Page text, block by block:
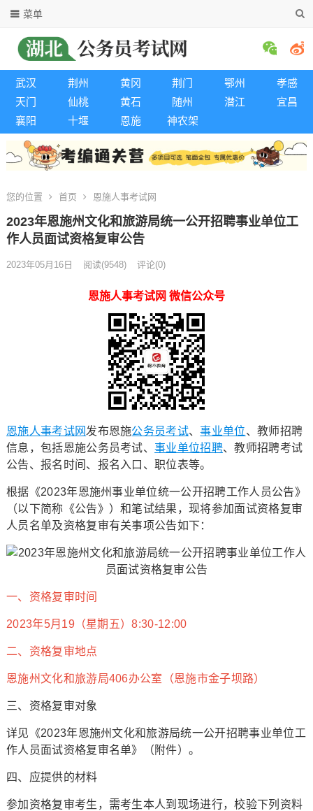
菜单
武汉 荆州 黄冈 荆门 鄂州
孝感
天门
仙桃 黄石 随州 潜江
宜昌
襄阳
十堰 恩施 神农架
您的位置 首页 恩施人事考试网
2023年恩施州文化和旅游局统一公开招聘事业单位工
作人员面试资格复审公告
2023年05月16日 阅读(9548) 评论(0)
恩施人事考试网 微信公众号
恩施人事考试网 发布恩施公务员考试、事业单位、教师招聘
信息，包括恩施公务员考试、事业单位招聘、教师招聘考试
公告、报名时间、报名入口、职位表等。
根据《2023年恩施州事业单位统一公开招聘工作人员公告》
（以下简称《公告》）和笔试结果，现将参加面试资格复审
人员名单及资格复审有关事项公告如下：
一、资格复审时间
2023年5月19（星期五）8:30-12:00
二、资格复审地点
恩施州文化和旅游局406办公室（恩施市金子坝路）
三、资格复审对象
详见《2023年恩施州文化和旅游局统一公开招聘事业单位工
作人员面试资格复审名单》（附件）。
四、应提供的材料
参加资格复审考生，需考生本人到现场进行，校验下列资料